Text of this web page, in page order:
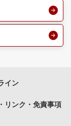
イン
リンク・免責事項